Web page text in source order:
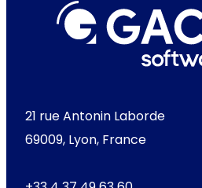
21 rue Antonin Laborde
69009, Lyon, France